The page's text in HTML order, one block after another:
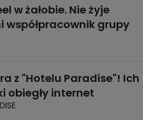
w żałobie. Nie żyje
współpracownik grupy
z "Hotelu Paradise"! Ich
obiegły internet